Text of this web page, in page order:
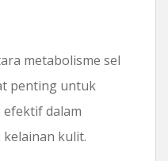
metabolisme sel
penting untuk
dalam
kulit.